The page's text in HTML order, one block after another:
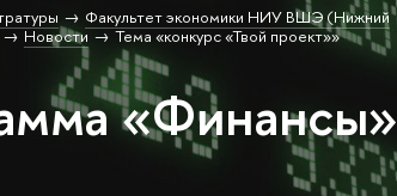
Факультет экономики НИУ ВШЭ (Нижний
Новости Тема «конкурс «Твой проект»»
«Финансы»